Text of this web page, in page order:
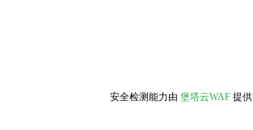
安全检测能力由 堡塔云WAF 提供